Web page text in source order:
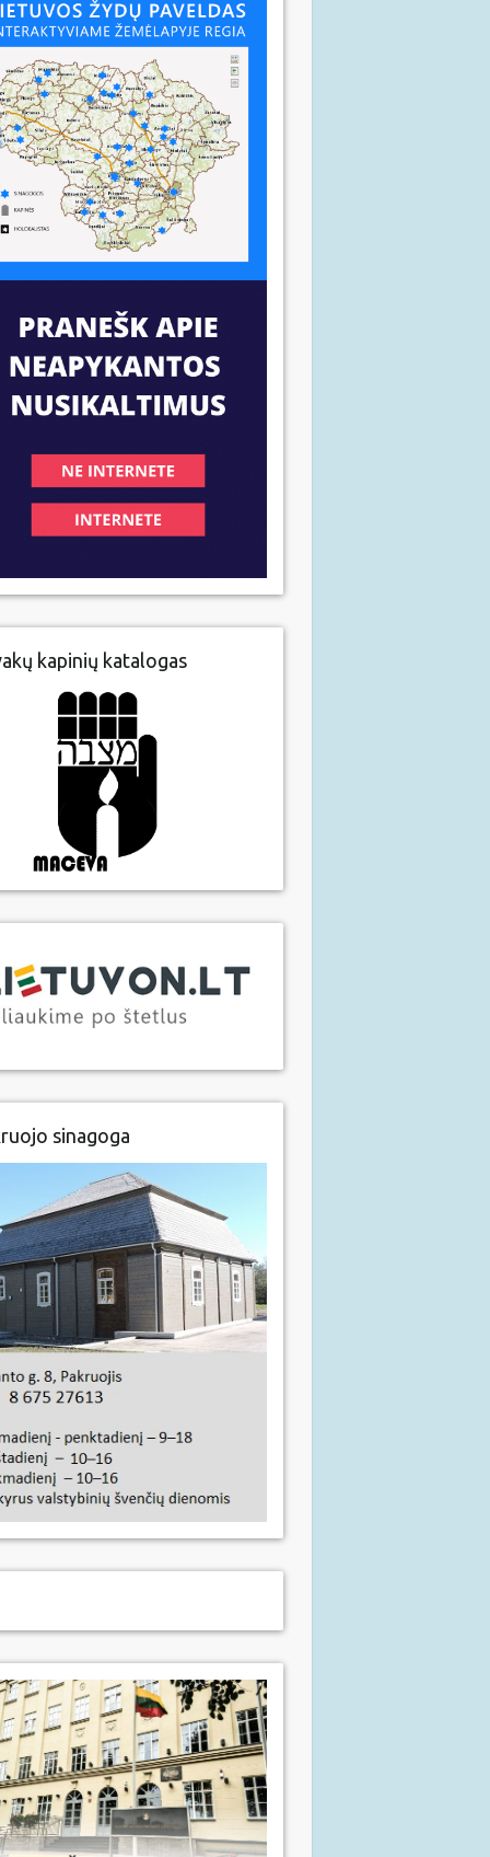
kapinių katalogas
sinagoga